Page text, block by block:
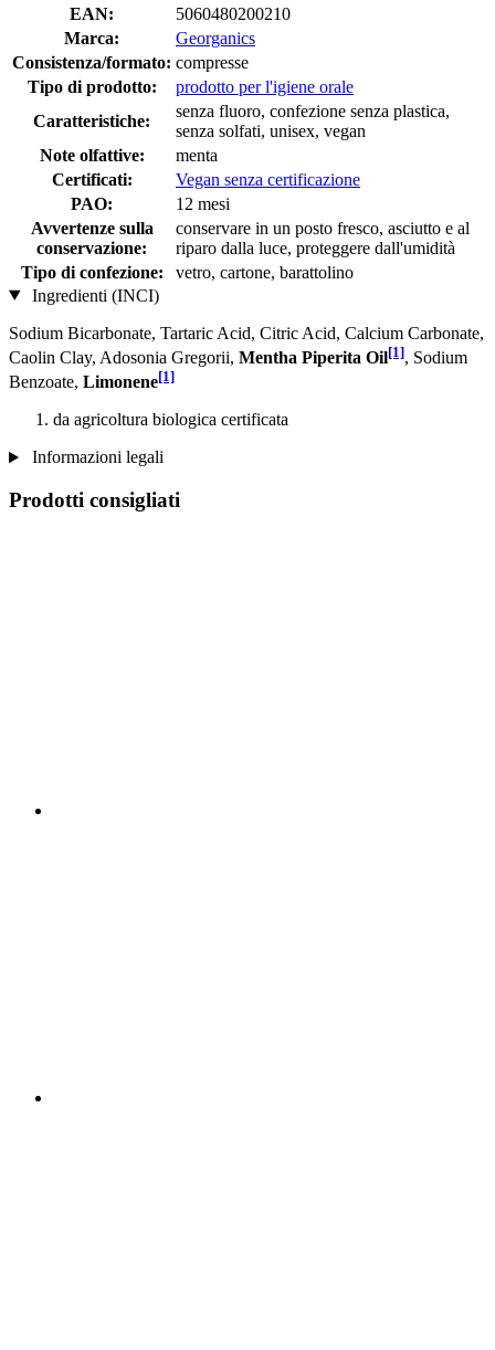
EAN:
5060480200210
Marca:
Georganics
Consistenza/formato: compresse
Tipo di prodotto:
prodotto per l'igiene orale
Caratteristiche:
senza fluoro, confezione senza plastica,
senza solfati, unisex, vegan
Note olfattive:
menta
Certificati:
Vegan senza certificazione
PAO:
12 mesi
Avvertenze sulla
conservazione:
conservare in un posto fresco, asciutto e al
riparo dalla luce, proteggere dall'umidità
Tipo di confezione:
vetro, cartone, barattolino
Ingredienti (INCI)
Sodium Bicarbonate, Tartaric Acid, Citric Acid, Calcium Carbonate,
Caolin Clay, Adosonia Gregorii, Mentha Piperita Oil[1], Sodium
Benzoate, Limonene[1]
da agricoltura biologica certificata
Informazioni legali
Prodotti consigliati